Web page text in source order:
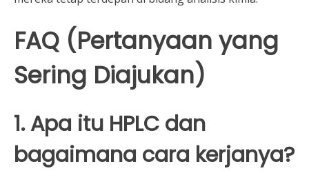
FAQ (Pertanyaan yang
Sering Diajukan)
1. Apa itu HPLC dan
bagaimana cara kerjanya?